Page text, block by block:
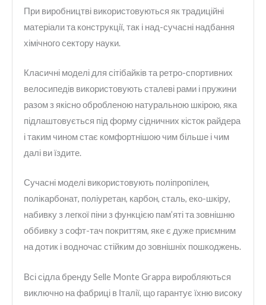
При виробництві використовуються як традиційні
матеріали та конструкції, так і над-сучасні надбання
хімічного сектору науки.
Класичні моделі для сітібайків та ретро-спортивних
велосипедів використовують сталеві рами і пружини
разом з якісно обробленою натуральною шкірою, яка
підлаштовується під форму сідничних кісток райдера
і таким чином стає комфортнішою чим більше і чим
далі ви їздите.
Сучасні моделі використовують поліпропілен,
полікарбонат, поліуретан, карбон, сталь, еко-шкіру,
набивку з легкої піни з функцією пам’яті та зовнішню
оббивку з софт-тач покриттям, яке є дуже приємним
на дотик і водночас стійким до зовнішніх пошкоджень.
Всі сідла бренду Selle Monte Grappa виробляються
виключно на фабриці в Італії, що гарантує їхню високу